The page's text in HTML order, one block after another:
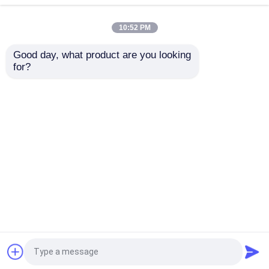
Jiangsu Heineda Machinery Industrial Co.,Ltd. All
10:52 PM
Good day, what product are you looking
for?